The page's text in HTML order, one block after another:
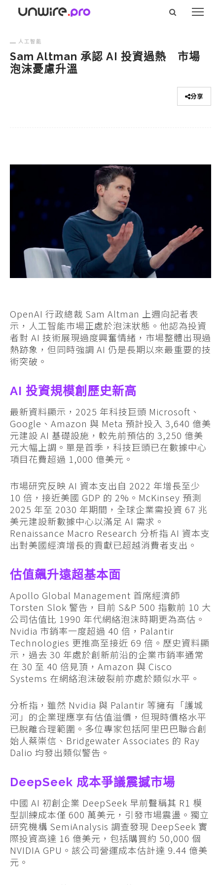
人工智能
Sam Altman 承認 AI 投資過熱 市場
泡沫憂慮升溫
分享
OpenAI 行政總裁 Sam Altman 上週向記者表
示，人工智能市場正處於泡沫狀態。他認為投資
者對 AI 技術展現過度興奮情緒，市場整體出現過
熱跡象，但同時強調 AI 仍是長期以來最重要的技
術突破。
AI 投資規模創歷史新高
最新資料顯示，2025 年科技巨頭 Microsoft、
Google、Amazon 與 Meta 預計投入 3,640 億美
元建設 AI 基礎設施，較先前預估的 3,250 億美
元大幅上調。單是首季，科技巨頭已在數據中心
項目花費超過 1,000 億美元。
市場研究反映 AI 資本支出自 2022 年增長至少
10 倍，接近美國 GDP 的 2%。McKinsey 預測
2025 年至 2030 年期間，全球企業需投資 67 兆
美元建設新數據中心以滿足 AI 需求。
Renaissance Macro Research 分析指 AI 資本支
出對美國經濟增長的貢獻已超越消費者支出。
估值飆升遠超基本面
Apollo Global Management 首席經濟師
Torsten Slok 警告，目前 S&P 500 指數前 10 大
公司估值比 1990 年代網絡泡沫時期更為高估。
Nvidia 市銷率一度超過 40 倍，Palantir
Technologies 更推高至接近 69 倍。歷史資料顯
示，過去 30 年處於創新前沿的企業市銷率通常
在 30 至 40 倍見頂，Amazon 與 Cisco
Systems 在網絡泡沫破裂前亦處於類似水平。
分析指，雖然 Nvidia 與 Palantir 等擁有「護城
河」的企業理應享有估值溢價，但現時價格水平
已脫離合理範圍。多位專家包括阿里巴巴聯合創
始人蔡崇信、Bridgewater Associates 的 Ray
Dalio 均發出類似警告。
DeepSeek 成本爭議震撼市場
中國 AI 初創企業 DeepSeek 早前聲稱其 R1 模
型訓練成本僅 600 萬美元，引發市場震盪。獨立
研究機構 SemiAnalysis 調查發現 DeepSeek 實
際投資高達 16 億美元，包括購買約 50,000 個
NVIDIA GPU。該公司營運成本估計達 9.44 億美
元。